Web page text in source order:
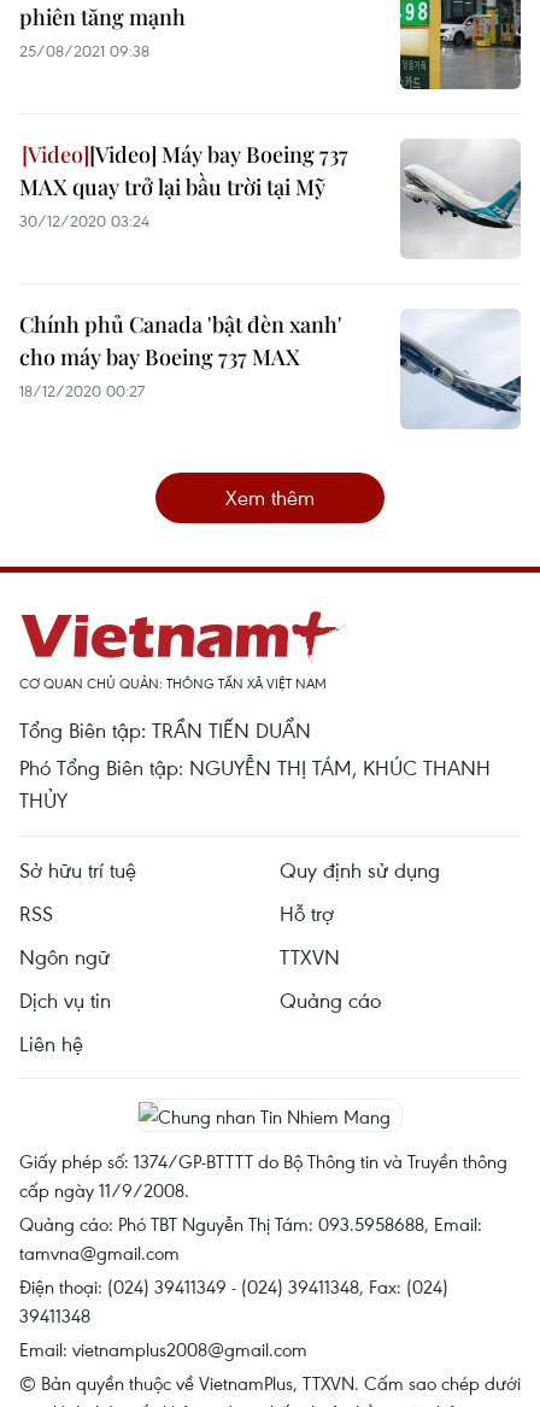
phiên tăng mạnh
25/08/2021 09:38
[Video] Máy bay Boeing 737
MAX quay trở lại bầu trời tại Mỹ
30/12/2020 03:24
Chính phủ Canada 'bật đèn xanh'
cho máy bay Boeing 737 MAX
18/12/2020 00:27
Xem thêm
CƠ QUAN CHỦ QUẢN: THÔNG TẤN XÃ VIỆT NAM
Tổng Biên tập: TRẦN TIẾN DUẨN
Phó Tổng Biên tập: NGUYỄN THỊ TÁM, KHÚC THANH
THỦY
Sở hữu trí tuệ
Quy định sử dụng
RSS
Hỗ trợ
Ngôn ngữ
TTXVN
Dịch vụ tin
Quảng cáo
Liên hệ
Giấy phép số: 1374/GP-BTTTT do Bộ Thông tin và Truyền thông
cấp ngày 11/9/2008.
Quảng cáo: Phó TBT Nguyễn Thị Tám: 093.5958688, Email:
tamvna@gmail.com
Điện thoại: (024) 39411349 - (024) 39411348, Fax: (024)
39411348
Email: vietnamplus2008@gmail.com
© Bản quyền thuộc về VietnamPlus, TTXVN. Cấm sao chép dưới